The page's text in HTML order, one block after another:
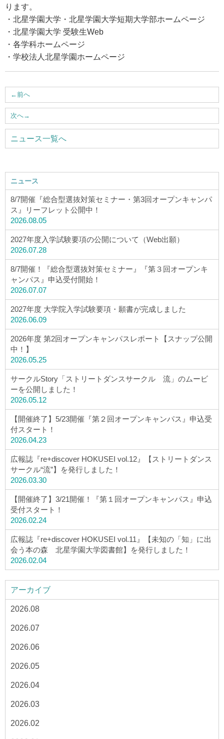
キャンパスライフ
就職・キャリア
ウェブマガジン
学費・奨学金
Tel：011-891-2731（代表）
サイトマップ
© Copyright
All rights reserved.
ります。
・北星学園大学・北星学園大学短期大学部ホームページ
・北星学園大学 受験生Web
・各学科ホームページ
・学校法人北星学園ホームページ
←前へ
次へ→
ニュース一覧へ
ニュース
8/7開催『総合型選抜対策セミナー・第3回オープンキャンパ
ス』リーフレット公開中！
2026.08.05
2027年度入学試験要項の公開について（Web出願）
2026.07.28
8/7開催！『総合型選抜対策セミナー』『第３回オープンキ
ャンパス』申込受付開始！
2026.07.07
2027年度 大学院入学試験要項・願書が完成しました
2026.06.09
2026年度 第2回オープンキャンパスレポート【スナップ公開
中！】
2026.05.25
サークルStory「ストリートダンスサークル 流」のムービ
ーを公開しました！
2026.05.12
【開催終了】5/23開催『第２回オープンキャンパス』申込受
付スタート！
2026.04.23
広報誌『re+discover HOKUSEI vol.12』【ストリートダンス
サークル“流”】を発行しました！
2026.03.30
【開催終了】3/21開催！『第１回オープンキャンパス』申込
受付スタート！
2026.02.24
広報誌『re+discover HOKUSEI vol.11』【未知の「知」に出
会う本の森 北星学園大学図書館】を発行しました！
2026.02.04
アーカイブ
2026.08
2026.07
2026.06
2026.05
2026.04
2026.03
2026.02